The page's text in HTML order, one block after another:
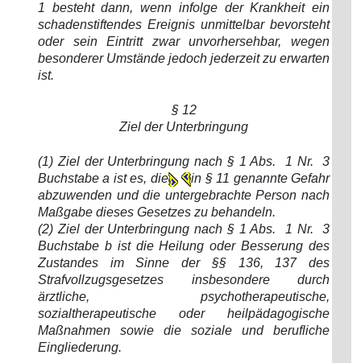
1 besteht dann, wenn infolge der Krankheit ein
schadenstiftendes Ereignis unmittelbar bevorsteht
oder sein Eintritt zwar unvorhersehbar, wegen
besonderer Umstände jedoch jederzeit zu erwarten
ist.
§ 12
Ziel der Unterbringung
(1) Ziel der Unterbringung nach § 1 Abs. 1 Nr. 3
Buchstabe a ist es, die
in § 11 genannte Gefahr
abzuwenden und die untergebrachte Person nach
Maßgabe dieses Gesetzes zu behandeln.
(2) Ziel der Unterbringung nach § 1 Abs. 1 Nr. 3
Buchstabe b ist die Heilung oder Besserung des
Zustandes im Sinne der §§ 136, 137 des
Strafvollzugsgesetzes insbesondere durch
ärztliche, psychotherapeutische,
sozialtherapeutische oder heilpädagogische
Maßnahmen sowie die soziale und berufliche
Eingliederung.